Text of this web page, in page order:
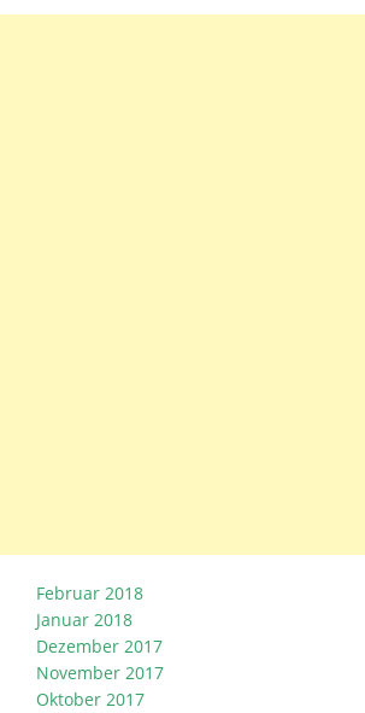
Februar 2018
Januar 2018
Dezember 2017
November 2017
Oktober 2017